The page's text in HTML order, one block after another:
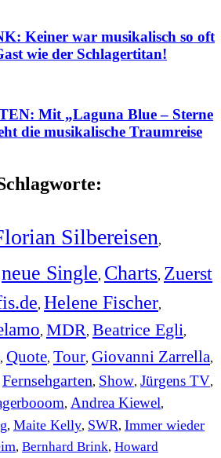
Keiner war musikalisch so oft
wie der Schlagertitan!
Mit „Laguna Blue – Sterne
die musikalische Traumreise
Silbereisen,
neue Single, Charts, Zuerst
, Helene Fischer,
, MDR, Beatrice Egli,
, Quote, Tour, Giovanni Zarrella,
Fernsehgarten, Show, Jürgens TV,
, Andrea Kiewel,
, Maite Kelly, SWR, Immer wieder
, Bernhard Brink, Howard